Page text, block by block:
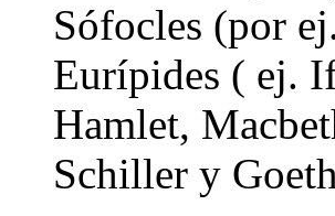
Sófocles (por
Eurípides ( ej.
Hamlet,
Schiller y